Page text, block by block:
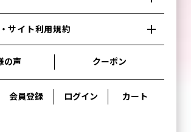
サイト利用規約
の声 クーポン
会員登録 ログイン カート